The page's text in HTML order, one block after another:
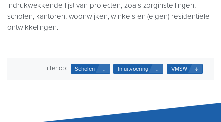
indrukwekkende lijst van projecten, zoals zorginstellingen,
scholen, kantoren, woonwijken, winkels en (eigen) residentiële
ontwikkelingen.
Filter op: Scholen In uitvoering VMSW